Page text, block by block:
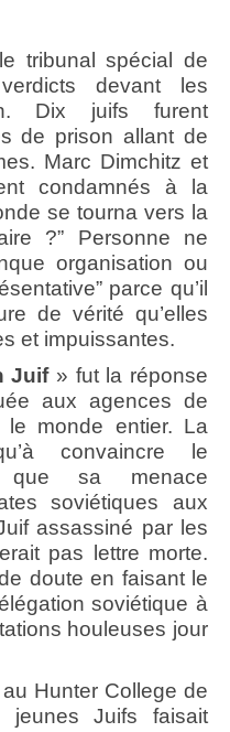
tribunal spécial de
devant les
Dix juifs furent
de prison allant de
Marc Dimchitz et
condamnés à la
se tourna vers la
?” Personne ne
organisation ou
parce qu’il
de vérité qu’elles
et impuissantes.
Juif» fut la réponse
aux agences de
monde entier. La
convaincre le
que sa menace
soviétiques aux
assassiné par les
pas lettre morte.
doute en faisant le
soviétique à
houleuses jour
Hunter College de
jeunes Juifs faisait